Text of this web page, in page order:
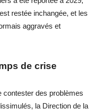
restée inchangée, et les
aggravés et
de crise
contester des problèmes
la Direction de la